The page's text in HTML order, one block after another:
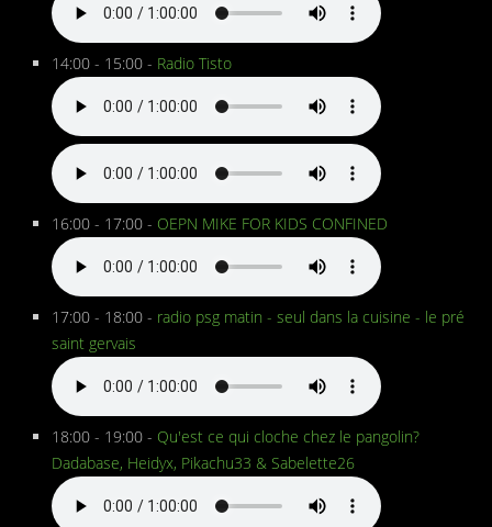
14:00 - 15:00 - Radio Tisto
16:00 - 17:00 - OEPN MIKE FOR KIDS CONFINED
17:00 - 18:00 - radio psg matin - seul dans la cuisine - le pré
saint gervais
18:00 - 19:00 - Qu'est ce qui cloche chez le pangolin?
Dadabase, Heidyx, Pikachu33 & Sabelette26